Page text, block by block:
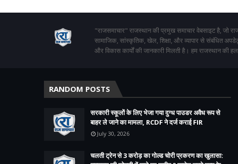
"राजसमाचार" राजस्थान की प्रमुख समाचार वेबसाइट है, जो
सामाजिक, सांस्कृतिक, खेल, शिक्षा, और व्यापार से संबंधित
और विकास कार्यों की जानकारी मिलती है। हम राजस्थान
RANDOM POSTS
सरकारी स्कूलों के लिए भेजा गया दुग्ध पाउडर अवैध रूप से
बाहर ले जाने का मामला, RCDF ने दर्ज कराई FIR
July 30, 2026
चलती ट्रेन से 3 करोड़ का गोल्ड चोरी प्रकरण का खुलासा: